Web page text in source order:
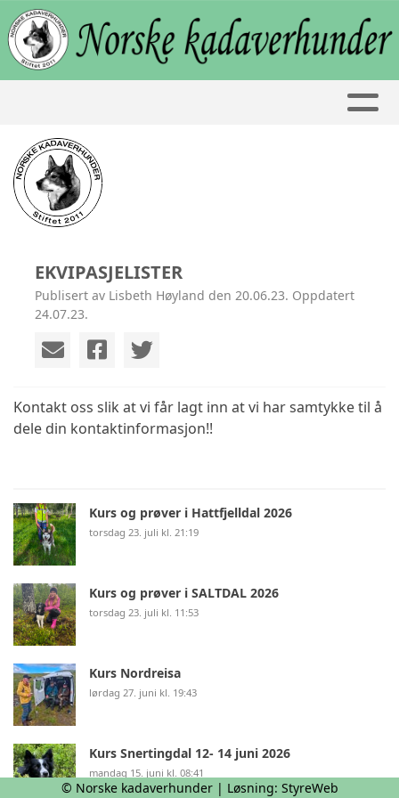
EKVIPASJELISTER
Publisert av Lisbeth Høyland den 20.06.23. Oppdatert
24.07.23.
Kontakt oss slik at vi får lagt inn at vi har samtykke til å
dele din kontaktinformasjon!!
Kurs og prøver i Hattfjelldal 2026
torsdag 23. juli kl. 21:19
Kurs og prøver i SALTDAL 2026
torsdag 23. juli kl. 11:53
Kurs Nordreisa
lørdag 27. juni kl. 19:43
Kurs Snertingdal 12- 14 juni 2026
mandag 15. juni kl. 08:41
© Norske kadaverhunder | Løsning: StyreWeb